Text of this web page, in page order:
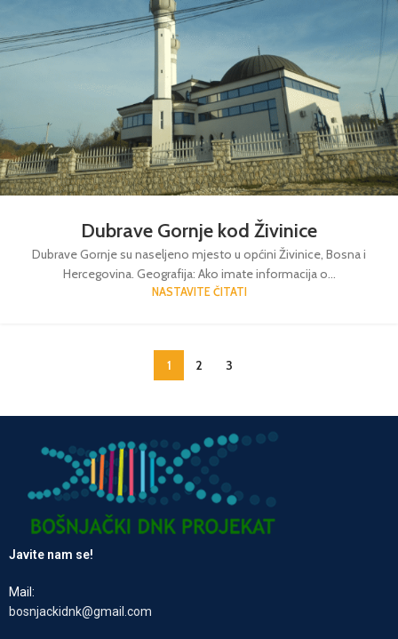
Dubrave Gornje kod Živinice
Dubrave Gornje su naseljeno mjesto u općini Živinice, Bosna i
Hercegovina. Geografija: Ako imate informacija o...
NASTAVITE ČITATI
1 2 3
Javite nam se!
Mail:
bosnjackidnk@gmail.com